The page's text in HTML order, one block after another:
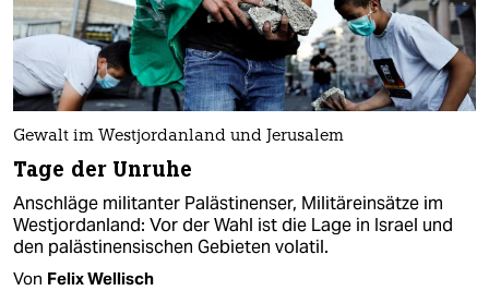
Gewalt im Westjordanland und Jerusalem
Tage der Unruhe
Anschläge militanter Palästinenser, Militäreinsätze im
Westjordanland: Vor der Wahl ist die Lage in Israel und
den palästinensischen Gebieten volatil.
Von Felix Wellisch